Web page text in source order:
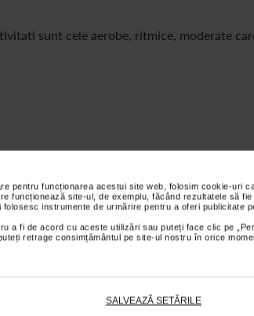
pentru funcționarea acestui site web, folosim cookie-uri
funcționează site-ul, de exemplu, făcând rezultatele să
instrumente de urmărire pentru a oferi publicitate
a fi de acord cu aceste utilizări sau puteți face clic pe
retrage consimțământul pe site-ul nostru în orice
SALVEAZĂ SETĂRILE
sunt cele aerobe, ritmice, moderate